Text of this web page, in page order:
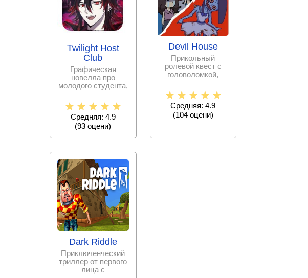
Twilight Host
Club
Графическая
новелла про
молодого студента,
попадает в
компанию
Средняя: 4.9
(93 оцени)
Devil House
Прикольный
ролевой квест с
головоломкой,
совершить побег из
проклятого
Средняя: 4.9
(104оцени)
Dark Riddle
Приключенческий
триллер от первого
лица с